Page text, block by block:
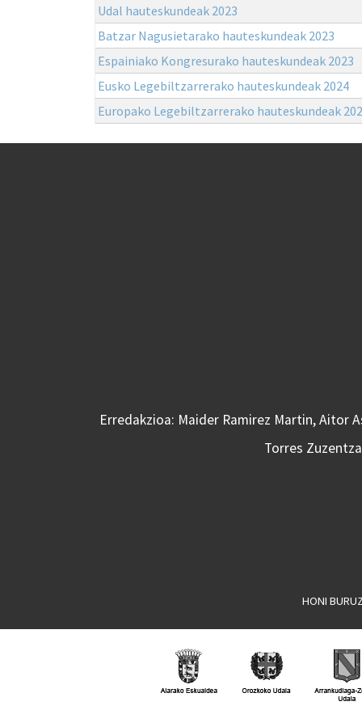
Udal hauteskundeak 2023
Batzar Nagusietarako hauteskundeak 2023
Espainiako Kongresurako hauteskundeak 2023
Eusko Legebiltzarrerako hauteskundeak 2024
Europako Legebiltzarrerako hauteskundeak
Erredakzioa: Maider Ramirez Martin, Aitor
Torres
HONI BURUZ